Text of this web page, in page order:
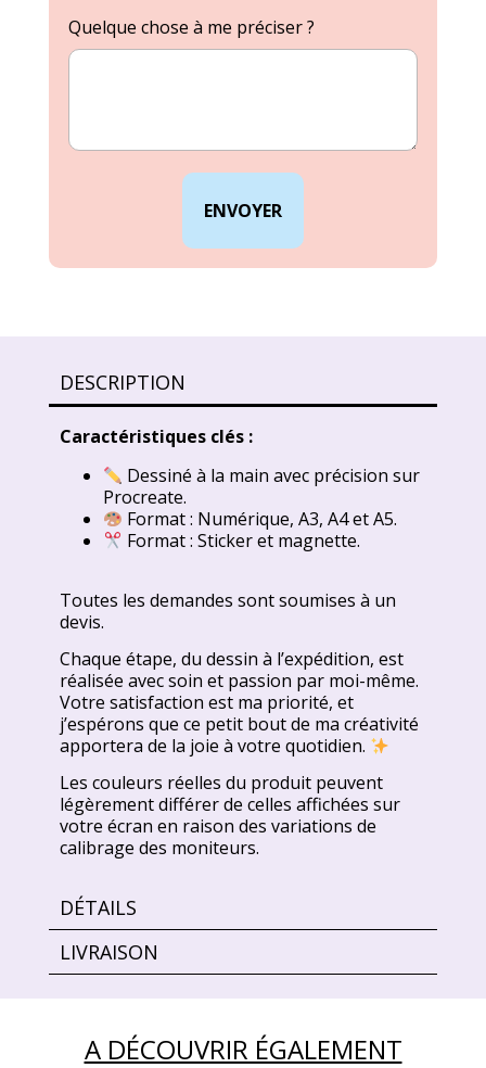
Quelque chose à me préciser ?
ENVOYER
DESCRIPTION
Caractéristiques clés :
Dessiné à la main avec précision sur
Procreate.
Format : Numérique, A3, A4 et A5.
Format : Sticker et magnette.
Toutes les demandes sont soumises à un
devis.
Chaque étape, du dessin à l’expédition, est
réalisée avec soin et passion par moi-même.
Votre satisfaction est ma priorité, et
j’espérons que ce petit bout de ma créativité
apportera de la joie à votre quotidien.
Les couleurs réelles du produit peuvent
légèrement différer de celles affichées sur
votre écran en raison des variations de
calibrage des moniteurs.
DÉTAILS
LIVRAISON
A DÉCOUVRIR ÉGALEMENT